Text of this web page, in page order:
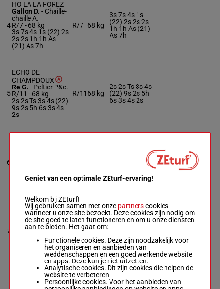
4
HO LA LA FOREZ
Gallon D. - Chaille-
chaille A.
R/7 - 68 kg
3s 7s 4s 1s (22) 2s
2s 2s 1h 1h As
(21) As 7h
R/7 68 kg
3s 7s 4s 1s
(22) 2s 2s 2s
1h 1h As (21)
As 7h
5
ECHO DE
CHAMPDOUX
Re G. - Peltier P&c.
R/11 - 68 kg
2s 2s Ts 3s 4s (22)
9s 2s 5h 6s 3s 4s
2s
R/11 68 kg
2s 2s Ts 3s 4s
(22) 9s 2s 5h
6s 3s 4s 2s
6
Th 4h 4h 10h Ts 8h
(21) 2s
3s 2s Ah 2s Ts
(22) Th 4h 4h
10h Ts 8h (21)
7
BLACKFIELD
Mescam D.-
Mescam M.
M/7 -66 kg
1s 10s 1s 6s 2s 4s
4s 4s 7h (22) As 3s
M/7 66 kg
1s 10s 1s 6s
(22) As 3s 1h
LA MANIGANCE
Zuliani A.
-Nicolle
Geniet van een optimale ZEturf-ervaring!
Welkom bij ZEturf!
Wij gebruiken samen met onze partnerscookies
wanneer u onze site bezoekt. Deze cookies zijn nodig om
de site goed te laten functioneren en om u onze diensten
aan te bieden. Het gaat om:
Functionele cookies. Deze zijn noodzakelijk voor
het organiseren en aanbieden van
weddenschappen en een goed werkende website
en apps. Deze kun je niet uitzetten.
Analytische cookies. Dit zijn cookies die helpen de
website te verbeteren.
Persoonlijke cookies. Voor het aanbieden van